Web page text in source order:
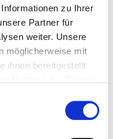
zu Ihrer
Partner für
weiter. Unsere
möglicherweise mit
ihnen bereitgestellt